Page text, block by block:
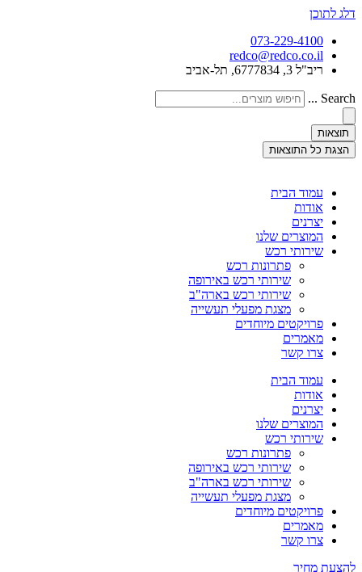
דלג לתוכן
073-229-4100
redco@redco.co.il
ריב"ל 3, 6777834, תל-אביב
Search ...
תוצאות
הצגת כל התוצאות
עמוד הבית
אודות
יצרנים
המוצרים שלנו
שירותי רכש
פתרונות רכש
שירותי רכש באירופה
שירותי רכש בארה"ב
מצגת מפעלי תעשייה
פרויקטים מיוחדים
מאמרים
צרו קשר
עמוד הבית
אודות
יצרנים
המוצרים שלנו
שירותי רכש
פתרונות רכש
שירותי רכש באירופה
שירותי רכש בארה"ב
מצגת מפעלי תעשייה
פרויקטים מיוחדים
מאמרים
צרו קשר
להצעת מחיר